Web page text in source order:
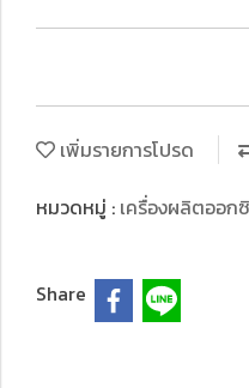
เพิ่มรายการโปรด
หมวดหมู่ : เครื่องผลิตออก
Share